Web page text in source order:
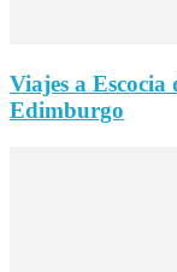
Viajes a Escocia
Edimburgo